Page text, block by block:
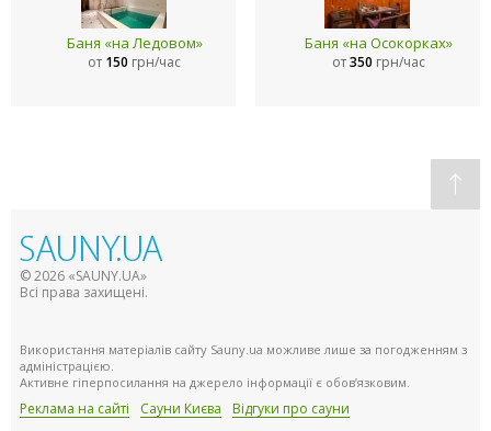
Баня «на Ледовом»
от 150 грн/час
Баня «на Осокорках»
от350 грн/час
© 2026 «SAUNY.UA»
Всі права захищені.
Використання матеріалів сайту Sauny.ua можливе лише за погодженням з
адміністрацією.
Активне гіперпосилання на джерело інформації є обов’язковим.
Реклама на сайті Сауни Києва Відгуки про сауни